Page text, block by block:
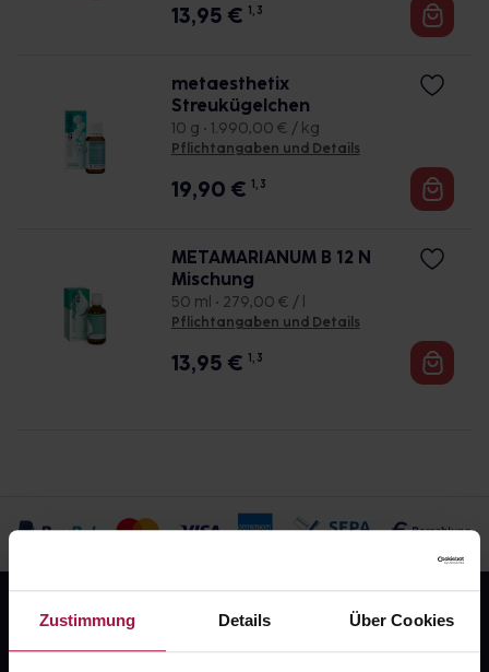
Zustimmung Details Über Cookies
13,95 € 1, 3
metaesthetix
Streukügelchen
10 g • 1.990,00 € / kg
Pflichtangaben und Details
19,90 € 1, 3
METAMARIANUM B 12 N
Mischung
50 ml • 279,00 € / l
Pflichtangaben und Details
13,95 € 1, 3